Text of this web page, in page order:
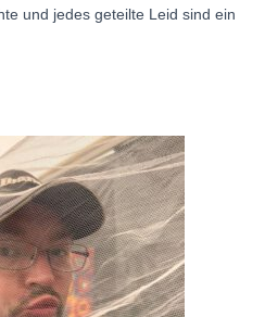
und jedes geteilte Leid sind ein